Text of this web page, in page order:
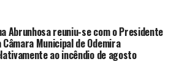
Abrunhosa reuniu-se com o Presidente
Câmara Municipal de Odemira
ao incêndio de agosto